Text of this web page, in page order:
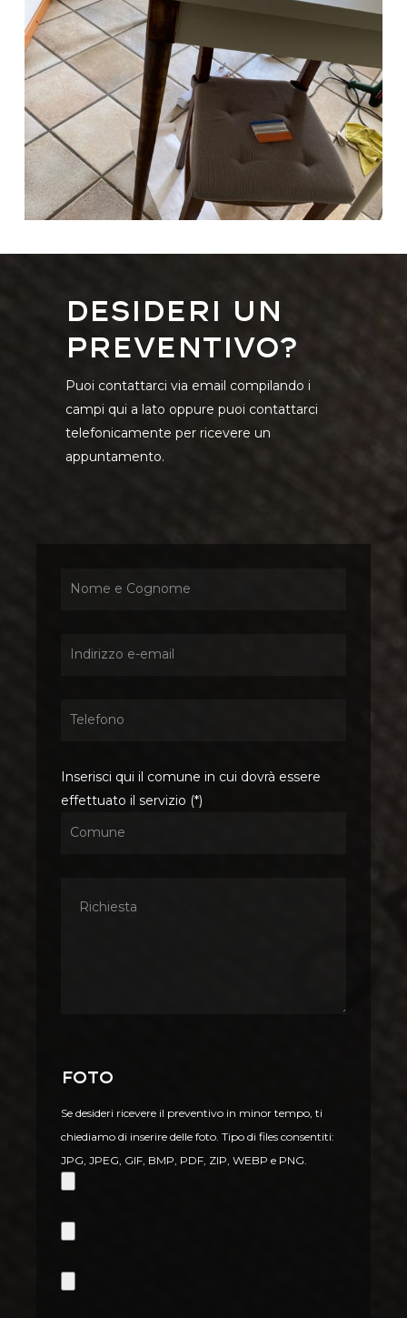
Desideri un
preventivo?
Puoi contattarci via email compilando i
campi qui a lato oppure puoi contattarci
telefonicamente per ricevere un
appuntamento.
Inserisci qui il comune in cui dovrà essere
effettuato il servizio (*)
Foto
Se desideri ricevere il preventivo in minor tempo, ti
chiediamo di inserire delle foto. Tipo di files consentiti:
JPG, JPEG, GIF, BMP, PDF, ZIP, WEBP e PNG.